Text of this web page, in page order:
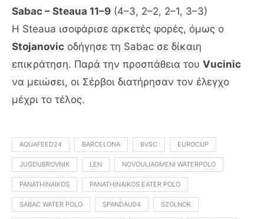
Sabac – Steaua 11–9 (4–3, 2–2, 2–1, 3–3)
Η Steaua ισοφάρισε αρκετές φορές, όμως ο
Stojanovic οδήγησε τη Sabac σε δίκαιη
επικράτηση. Παρά την προσπάθεια του Vucinic
να μειώσει, οι Σέρβοι διατήρησαν τον έλεγχο
μέχρι το τέλος.
AQUAFEED24 BARCELONA BVSC EUROCUP
JUGDUBROVNIK LEN NOVOULIAGMENI WATERPOLO
PANATHINAIKOS PANATHINAIKOS EATER POLO
SABAC WATER POLO SPANDAU04 SZOLNOK